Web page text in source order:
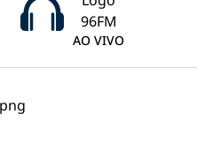
AO VIVO